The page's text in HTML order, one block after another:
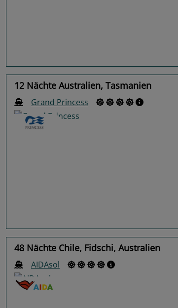
12 Nächte Australien, Tasmanien
Grand Princess
48 Nächte Chile, Fidschi, Australien
AIDAsol